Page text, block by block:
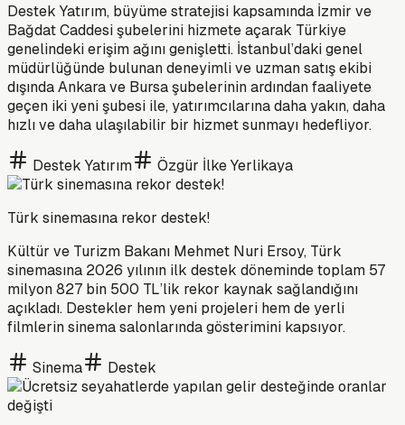
Destek Yatırım, büyüme stratejisi kapsamında İzmir ve
Bağdat Caddesi şubelerini hizmete açarak Türkiye
genelindeki erişim ağını genişletti. İstanbul’daki genel
müdürlüğünde bulunan deneyimli ve uzman satış ekibi
dışında Ankara ve Bursa şubelerinin ardından faaliyete
geçen iki yeni şubesi ile, yatırımcılarına daha yakın, daha
hızlı ve daha ulaşılabilir bir hizmet sunmayı hedefliyor.
Destek Yatırım Özgür İlke Yerlikaya
Türk sinemasına rekor destek!
Kültür ve Turizm Bakanı Mehmet Nuri Ersoy, Türk
sinemasına 2026 yılının ilk destek döneminde toplam 57
milyon 827 bin 500 TL’lik rekor kaynak sağlandığını
açıkladı. Destekler hem yeni projeleri hem de yerli
filmlerin sinema salonlarında gösterimini kapsıyor.
Sinema Destek